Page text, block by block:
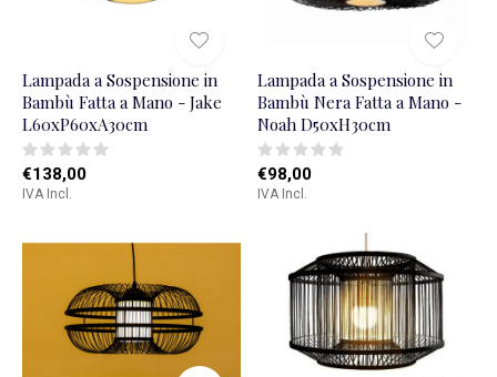
Lampada a Sospensione in
Bambù Fatta a Mano - Jake
L60xP60xA30cm
€138,00
IVA Incl.
Lampada a Sospensione in
Bambù Nera Fatta a Mano -
Noah D50xH30cm
€98,00
IVA Incl.